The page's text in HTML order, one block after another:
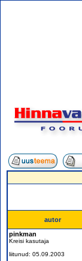
autor
pinkman
Kreisi kasutaja
liitunud: 05.09.2003